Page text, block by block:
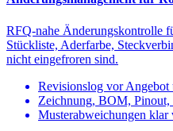
RFQ-nahe Änderungskontrolle
Stückliste, Aderfarbe,
nicht eingefroren sind.
Revisionslog vor Angebot
Zeichnung, BOM, Pinout,
Musterabweichungen klar